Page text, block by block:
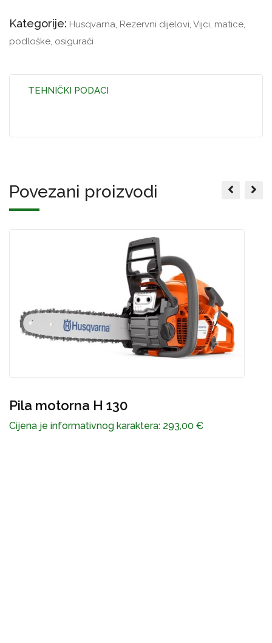
Kategorije: Husqvarna, Rezervni dijelovi, Vijci, matice,
podloške, osigurači
TEHNIČKI PODACI
Povezani proizvodi
motorna H 130
je informativnog karaktera:293,00€